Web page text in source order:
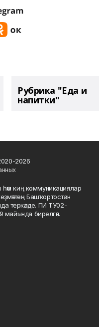
Рубрика "Еда и
напитки"
2026
һәм киң коммуникациялар
Башҡортостан
теркәлде. ПИ ТУ02-
майында бирелгән.